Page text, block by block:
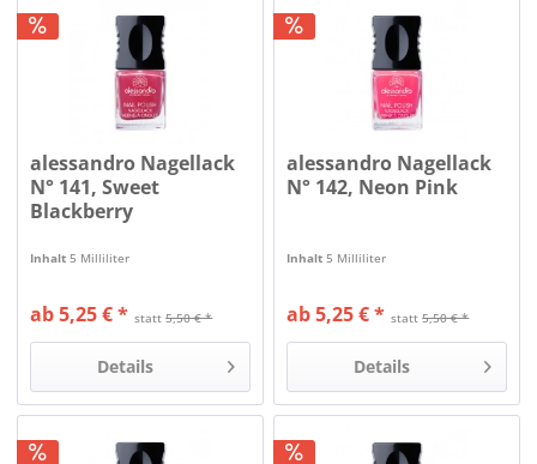
alessandro Nagellack
N° 141, Sweet
Blackberry
Inhalt5 Milliliter
statt5,50 € *
ab 5,25 € *
Details
alessandro Nagellack
N° 142, Neon Pink
Inhalt5 Milliliter
statt5,50 € *
ab 5,25 € *
Details